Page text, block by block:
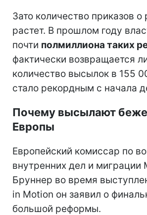
Зато количество приказов о
растет. В прошлом году
почти полмиллиона таких
фактически возвращается
количество высылок в 155
стало рекордным с начала
Почему высылают
Европы
Европейский комиссар по
внутренних дел и миграции
Бруннер во время
in Motion он заявил о
большой реформы.